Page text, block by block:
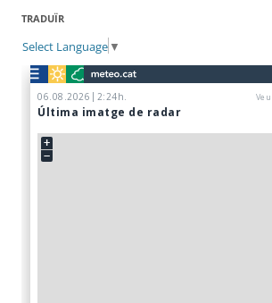
TRADUÏR
Select Language ▼